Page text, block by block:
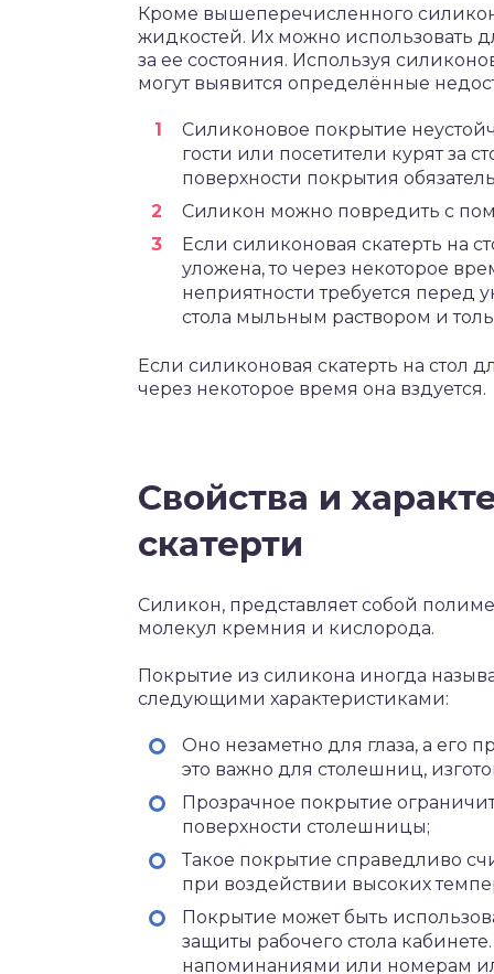
Кроме вышеперечисленного
жидкостей. Их можно использовать
за ее состояния. Используя
могут выявится определённые
Силиконовое покрытие
гости или посетители курят за
поверхности покрытия
Силикон можно повредить с
Если силиконовая скатерть на
уложена, то через некоторое
неприятности требуется перед
стола мыльным раствором и
Если силиконовая скатерть на стол
через некоторое время она вздуется.
Свойства и
скатерти
Силикон, представляет собой
молекул кремния и кислорода.
Покрытие из силикона иногда
следующими характеристиками:
Оно незаметно для глаза, а его
это важно для столешниц,
Прозрачное покрытие
поверхности столешницы;
Такое покрытие справедливо
при воздействии высоких
Покрытие может быть
защиты рабочего стола
напоминаниями или номерам